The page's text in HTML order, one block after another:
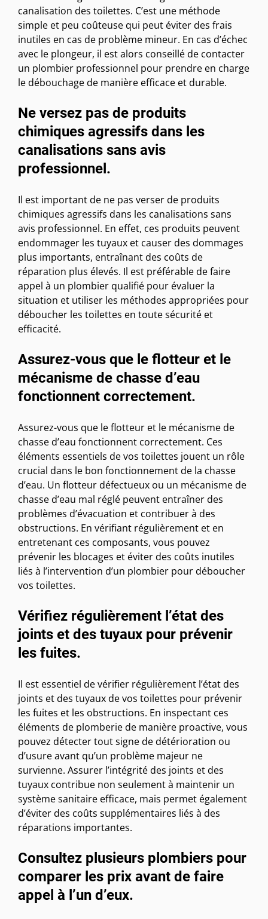
canalisation des toilettes. C’est une méthode
simple et peu coûteuse qui peut éviter des frais
inutiles en cas de problème mineur. En cas d’échec
avec le plongeur, il est alors conseillé de contacter
un plombier professionnel pour prendre en charge
le débouchage de manière efficace et durable.
Ne versez pas de produits
chimiques agressifs dans les
canalisations sans avis
professionnel.
Il est important de ne pas verser de produits
chimiques agressifs dans les canalisations sans
avis professionnel. En effet, ces produits peuvent
endommager les tuyaux et causer des dommages
plus importants, entraînant des coûts de
réparation plus élevés. Il est préférable de faire
appel à un plombier qualifié pour évaluer la
situation et utiliser les méthodes appropriées pour
déboucher les toilettes en toute sécurité et
efficacité.
Assurez-vous que le flotteur et le
mécanisme de chasse d’eau
fonctionnent correctement.
Assurez-vous que le flotteur et le mécanisme de
chasse d’eau fonctionnent correctement. Ces
éléments essentiels de vos toilettes jouent un rôle
crucial dans le bon fonctionnement de la chasse
d’eau. Un flotteur défectueux ou un mécanisme de
chasse d’eau mal réglé peuvent entraîner des
problèmes d’évacuation et contribuer à des
obstructions. En vérifiant régulièrement et en
entretenant ces composants, vous pouvez
prévenir les blocages et éviter des coûts inutiles
liés à l’intervention d’un plombier pour déboucher
vos toilettes.
Vérifiez régulièrement l’état des
joints et des tuyaux pour prévenir
les fuites.
Il est essentiel de vérifier régulièrement l’état des
joints et des tuyaux de vos toilettes pour prévenir
les fuites et les obstructions. En inspectant ces
éléments de plomberie de manière proactive, vous
pouvez détecter tout signe de détérioration ou
d’usure avant qu’un problème majeur ne
survienne. Assurer l’intégrité des joints et des
tuyaux contribue non seulement à maintenir un
système sanitaire efficace, mais permet également
d’éviter des coûts supplémentaires liés à des
réparations importantes.
Consultez plusieurs plombiers pour
comparer les prix avant de faire
appel à l’un d’eux.